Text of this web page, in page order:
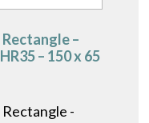
–
– 150 x 65
-